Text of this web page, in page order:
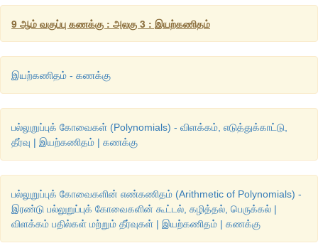
இரண்டு கோடுகளுக்கும் பொதுவான ஒரு புள்ளியே
9 ஆம் வகுப்பு கணக்கு : அலகு 3 : இயற்கணிதம்
இயற்கணிதம் - கணக்கு
பல்லுறுப்புக் கோவைகள் (Polynomials) - விளக்கம், எடுத்துக்காட்டு,
தீர்வு | இயற்கணிதம் | கணக்கு
பல்லுறுப்புக் கோவைகளின் எண்கணிதம் (Arithmetic of Polynomials) -
இரண்டு பல்லுறுப்புக் கோவைகளின் கூட்டல், கழித்தல், பெருக்கல் |
விளக்கம் பதில்கள் மற்றும் தீர்வுகள் | இயற்கணிதம் | கணக்கு